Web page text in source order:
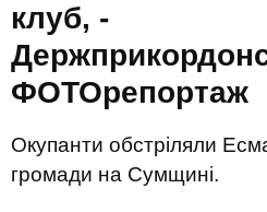
клуб, -
ФОТОрепортаж
Окупанти обстріляли
громади на Сумщині.